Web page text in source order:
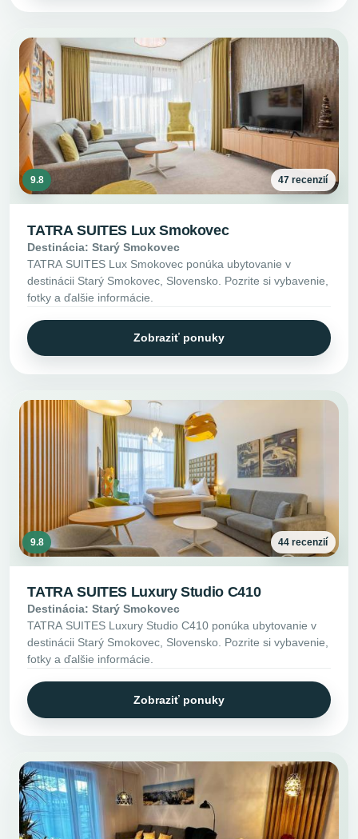
9.8 47 recenzií
TATRA SUITES Lux Smokovec
Destinácia: Starý Smokovec
TATRA SUITES Lux Smokovec ponúka ubytovanie v
destinácii Starý Smokovec, Slovensko. Pozrite si vybavenie,
fotky a ďalšie informácie.
Zobraziť ponuky
9.8 44 recenzií
TATRA SUITES Luxury Studio C410
Destinácia: Starý Smokovec
TATRA SUITES Luxury Studio C410 ponúka ubytovanie v
destinácii Starý Smokovec, Slovensko. Pozrite si vybavenie,
fotky a ďalšie informácie.
Zobraziť ponuky